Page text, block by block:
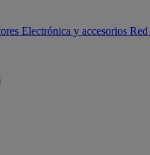
Electrónica y accesorios Red